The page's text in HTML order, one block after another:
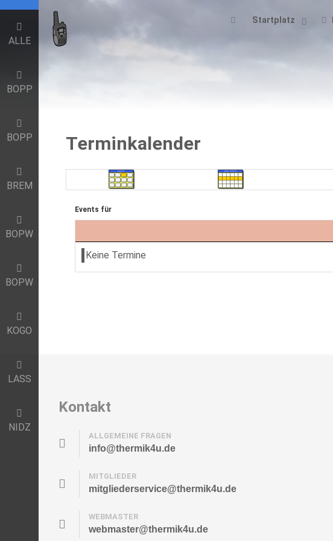
Startplatz
Terminkalender
Events für
Keine Termine
Kontakt
ALLGEMEINE FRAGEN
info@thermik4u.de
MITGLIEDER
mitgliederservice@thermik4u.de
WEBMASTER
webmaster@thermik4u.de
ALLE
BOPP
BOPP
BREM
BOPW
BOPW
KOGO
LASS
NIDZ